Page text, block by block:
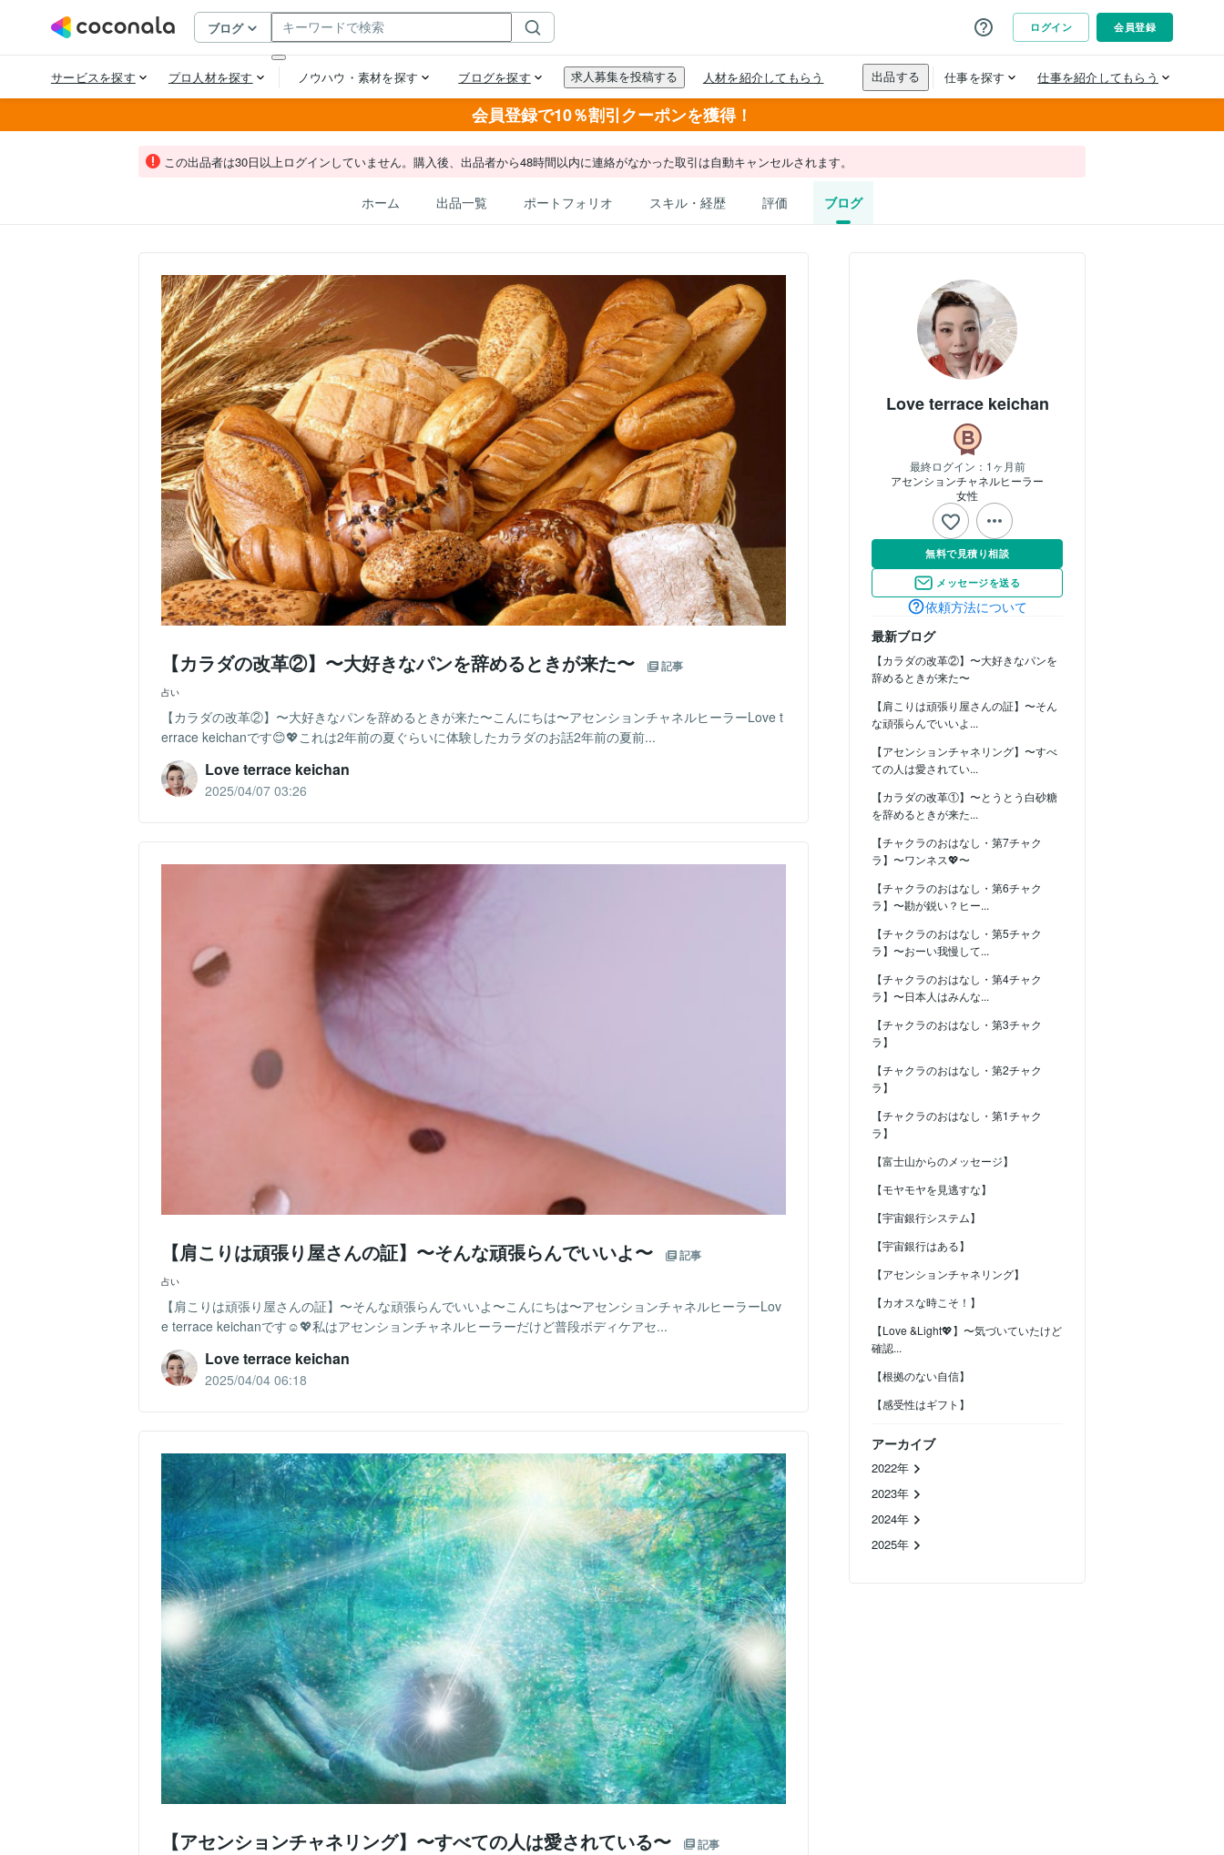
会員登録で10％割引クーポンを獲得！
この出品者は30日以上ログインしていません。購入後、出品者から48時間以内に連絡がなかった取引は自動キャンセルされます。
ホーム 出品一覧 ポートフォリオ スキル・経歴 評価 ブログ
Love terrace keichan
最終ログイン： 1ヶ月前
アセンションチャネルヒーラー
女性
無料で見積り相談
メッセージを送る
依頼方法について
最新ブログ
【カラダの改革②】〜大好きなパンを
辞めるときが来た〜
【肩こりは頑張り屋さんの証】〜そん
な頑張らんでいいよ...
【アセンションチャネリング】〜すべ
ての人は愛されてい...
【カラダの改革①】〜とうとう白砂糖
を辞めるときが来た...
【チャクラのおはなし・第7チャク
ラ】〜ワンネス💖〜
【チャクラのおはなし・第6チャク
ラ】〜勘が鋭い？ヒー...
【チャクラのおはなし・第5チャク
ラ】〜おーい我慢して...
【チャクラのおはなし・第4チャク
ラ】〜日本人はみんな...
【チャクラのおはなし・第3チャク
ラ】
【チャクラのおはなし・第2チャク
ラ】
【チャクラのおはなし・第1チャク
ラ】
【富士山からのメッセージ】
【モヤモヤを見逃すな】
【宇宙銀行システム】
【宇宙銀行はある】
【アセンションチャネリング】
【カオスな時こそ！】
【Love &Light💖】〜気づいていたけど
確認...
【根拠のない自信】
【感受性はギフト】
アーカイブ
2022年
2023年
2024年
2025年
【カラダの改革②】〜大好きなパンを辞めるときが来た〜 記事
占い
【カラダの改革②】〜大好きなパンを辞めるときが来た〜こんにちは〜アセンションチャネルヒーラーLove t
errace keichanです😊💖これは2年前の夏ぐらいに体験したカラダのお話2年前の夏前...
Love terrace keichan
2025/04/07 03:26
【肩こりは頑張り屋さんの証】〜そんな頑張らんでいいよ〜 記事
占い
【肩こりは頑張り屋さんの証】〜そんな頑張らんでいいよ〜こんにちは〜アセンションチャネルヒーラーLov
e terrace keichanです☺️💖私はアセンションチャネルヒーラーだけど普段ボディケアセ...
Love terrace keichan
2025/04/04 06:18
【アセンションチャネリング】〜すべての人は愛されている〜 記事